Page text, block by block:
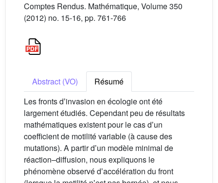
Comptes Rendus. Mathématique, Volume 350
(2012) no. 15-16, pp. 761-766
Abstract (VO)
Résumé
Les fronts dʼinvasion en écologie ont été
largement étudiés. Cependant peu de résultats
mathématiques existent pour le cas dʼun
coefficient de motilité variable (à cause des
mutations). A partir dʼun modèle minimal de
réaction–diffusion, nous expliquons le
phénomène observé dʼaccélération du front